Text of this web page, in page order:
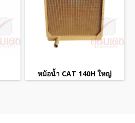
หม้อน้ำ CAT 140H ใหญ่